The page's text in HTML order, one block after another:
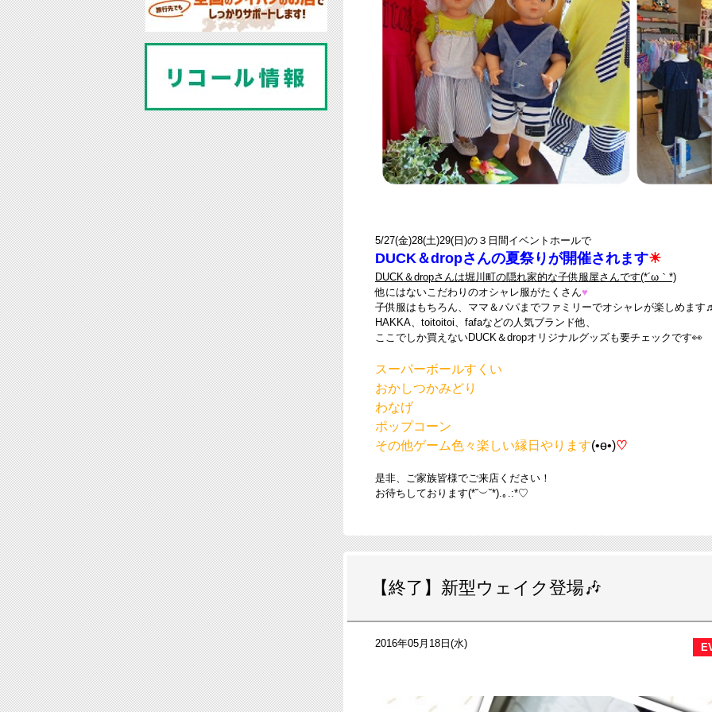
5/27(金)28(土)29(日)の３日間イベントホールで
DUCK＆dropさんの夏祭りが開催されます☀
DUCK＆dropさんは堀川町の隠れ家的な子供服屋さんです(*´ω｀*)
他にはないこだわりのオシャレ服がたくさん♥
子供服はもちろん、ママ＆パパまでファミリーでオシャレが楽しめます
HAKKA、toitoitoi、fafaなどの人気ブランド他、
ここでしか買えないDUCK＆dropオリジナルグッズも要チェックです👀
スーパーボールすくい
おかしつかみどり
わなげ
ポップコーン
その他ゲーム色々楽しい縁日やります(•ө•)♡
是非、ご家族皆様でご来店ください！
お待ちしております(*˘︶˘*).｡.:*♡
【終了】新型ウェイク登場🎶
2016年05月18日(水)